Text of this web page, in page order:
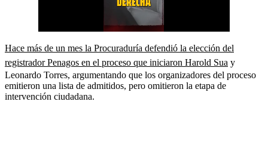
Hace más de un mes la Procuraduría defendió la elección del
registrador Penagos en el proceso que iniciaron Harold Sua y
Leonardo Torres, argumentando que los organizadores del proceso
emitieron una lista de admitidos, pero omitieron la etapa de
intervención ciudadana.